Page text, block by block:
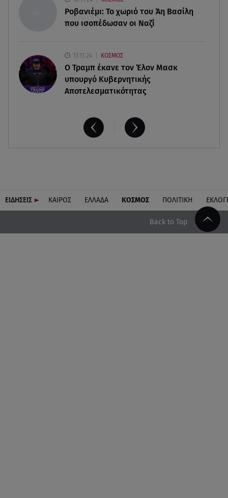
για την τραγωδία του 2010
Ροβανιέμι: Το χωριό του Άη Βασίλη
που ισοπέδωσαν οι Ναζί
13.11.24 ΚΟΣΜΟΣ
O Τραμπ έκανε τον Έλον Μασκ
υπουργό Κυβερνητικής
Αποτελεσματικότητας
ΕΙΔΗΣΕΙΣ ΚΑΙΡΟΣ ΕΛΛΑΔΑ ΚΟΣΜΟΣ ΠΟΛΙΤΙΚΗ
Back to Top